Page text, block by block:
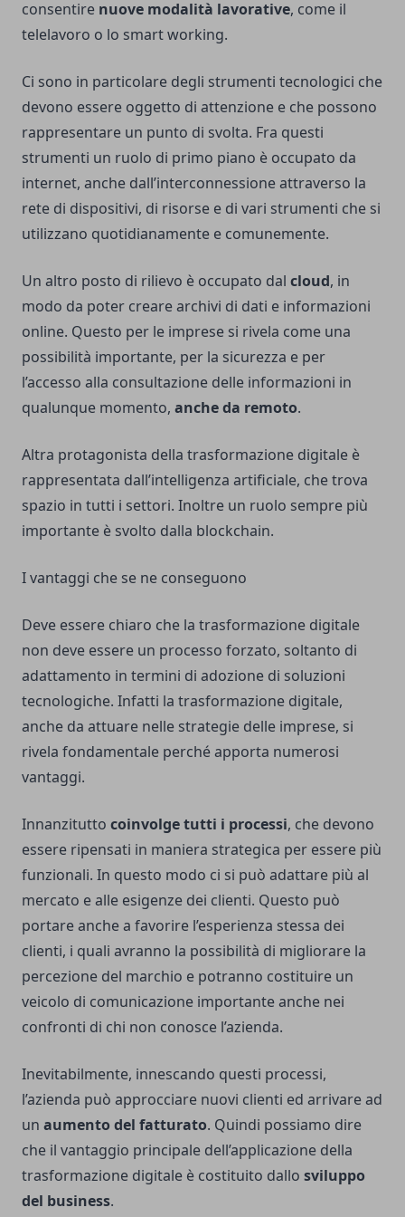
consentire nuove modalità lavorative, come il
telelavoro o lo smart working.
Ci sono in particolare degli strumenti tecnologici che
devono essere oggetto di attenzione e che possono
rappresentare un punto di svolta. Fra questi
strumenti un ruolo di primo piano è occupato da
internet, anche dall’interconnessione attraverso la
rete di dispositivi, di risorse e di vari strumenti che si
utilizzano quotidianamente e comunemente.
Un altro posto di rilievo è occupato dal cloud, in
modo da poter creare archivi di dati e informazioni
online. Questo per le imprese si rivela come una
possibilità importante, per la sicurezza e per
l’accesso alla consultazione delle informazioni in
qualunque momento, anche da remoto.
Altra protagonista della trasformazione digitale è
rappresentata dall’intelligenza artificiale, che trova
spazio in tutti i settori. Inoltre un ruolo sempre più
importante è svolto dalla blockchain.
I vantaggi che se ne conseguono
Deve essere chiaro che la trasformazione digitale
non deve essere un processo forzato, soltanto di
adattamento in termini di adozione di soluzioni
tecnologiche. Infatti la trasformazione digitale,
anche da attuare nelle strategie delle imprese, si
rivela fondamentale perché apporta numerosi
vantaggi.
Innanzitutto coinvolge tutti i processi, che devono
essere ripensati in maniera strategica per essere più
funzionali. In questo modo ci si può adattare più al
mercato e alle esigenze dei clienti. Questo può
portare anche a favorire l’esperienza stessa dei
clienti, i quali avranno la possibilità di migliorare la
percezione del marchio e potranno costituire un
veicolo di comunicazione importante anche nei
confronti di chi non conosce l’azienda.
Inevitabilmente, innescando questi processi,
l’azienda può approcciare nuovi clienti ed arrivare ad
un aumento del fatturato. Quindi possiamo dire
che il vantaggio principale dell’applicazione della
trasformazione digitale è costituito dallo sviluppo
del business.